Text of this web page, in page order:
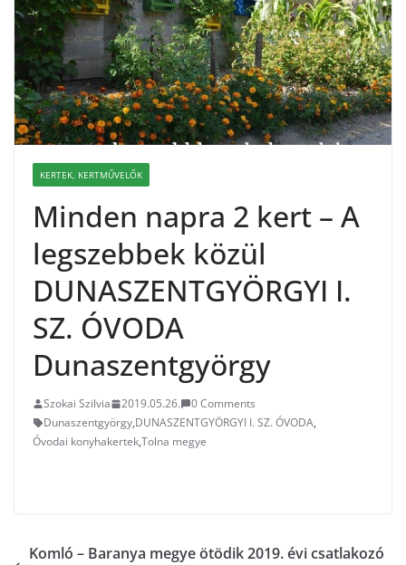
KERTEK, KERTMŰVELŐK
Minden napra 2 kert – A
legszebbek közül
DUNASZENTGYÖRGYI I.
SZ. ÓVODA
Dunaszentgyörgy
Szokai Szilvia 2019.05.26.
0 Comments
Dunaszentgyörgy,DUNASZENTGYÖRGYI I. SZ. ÓVODA,
Óvodai konyhakertek,Tolna megye
Komló – Baranya megye ötödik 2019. évi csatlakozó